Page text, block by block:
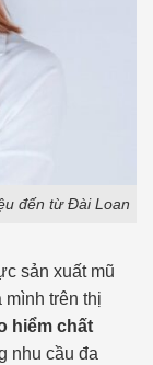
đến từ Đài Loan
sản xuất mũ
mình trên thị
hiểm chất
nhu cầu đa